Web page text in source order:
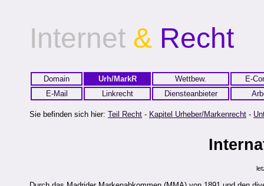
Internet & Recht
Domain Urh/MarkR Wettbew.
E-
E-Mail
Linkrecht Diensteanbieter
Sie befinden sich hier: Teil Recht - Kapitel Urheber/Markenrecht -